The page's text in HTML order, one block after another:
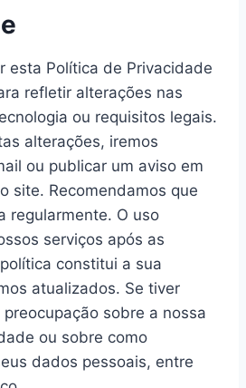
esta Política de Privacidade
refletir alterações nas
ou requisitos legais.
alterações, iremos
ou publicar um aviso em
site. Recomendamos que
regularmente. O uso
serviços após as
constitui a sua
atualizados. Se tiver
sobre a nossa
ou sobre como
dados pessoais, entre